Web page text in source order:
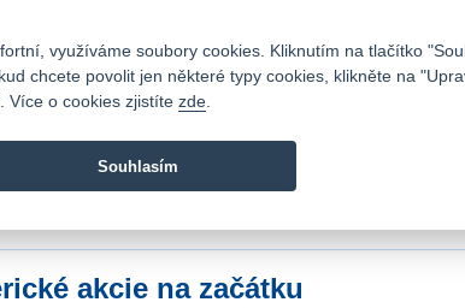
Fio banka je moderní česká banka. Poskytuje účty bez
akcie na začátku
využíváme soubory cookies. Kliknutím na tlačítko
chcete povolit jen některé typy cookies, klikněte na
Více o cookies zjistíte zde
Souhlasím